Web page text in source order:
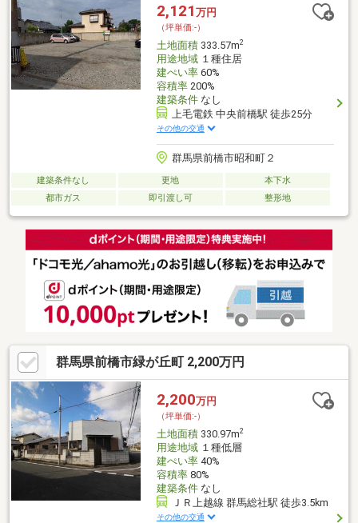
2,121 万円
（坪単価:-）
土地面積333.57m2
用途地域１種住居
建ぺい率60%
容積率200%
建築条件なし
上毛電鉄 中央前橋駅 徒歩25分
その他の交通
群馬県前橋市昭和町２
建築条件なし 更地
本下水
都市ガス
即引渡し可 整形地
群馬県前橋市緑が丘町 2,200万円
2,200万円
（坪単価:-）
土地面積330.97m2
用途地域１種低層
建ぺい率40%
容積率80%
建築条件なし
ＪＲ上越線 群馬総社駅 徒歩3.5km
その他の交通